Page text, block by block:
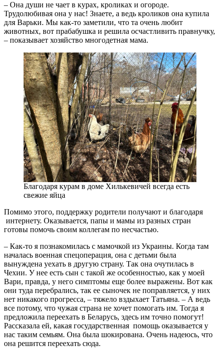
– Она души не чает в курах, кроликах и огороде.
Трудолюбивая она у нас! Знаете, а ведь кроликов она купила
для Варьки. Мы как-то заметили, что та очень любит
животных, вот прабабушка и решила осчастливить правнучку,
– показывает хозяйство многодетная мама.
Благодаря курам в доме Хилькевичей всегда есть
свежие яйца
Помимо этого, поддержку родители получают и благодаря
интернету. Оказывается, папы и мамы из разных стран
готовы помочь своим коллегам по несчастью.
– Как-то я познакомилась с мамочкой из Украины. Когда там
началась военная спецоперация, она с детьми была
вынуждена уехать в другую страну. Так она очутилась в
Чехии. У нее есть сын с такой же особенностью, как у моей
Вари, правда, у него симптомы еще более выражены. Вот как
они туда перебрались, так ее сыночек не поправляется, у них
нет никакого прогресса, – тяжело вздыхает Татьяна. – А ведь
все потому, что чужая страна не хочет помогать им. Тогда я
предложила переехать в Беларусь, здесь им точно помогут!
Рассказала ей, какая государственная помощь оказывается у
нас таким семьям. Она была шокирована. Очень надеюсь, что
она решится переехать сюда.